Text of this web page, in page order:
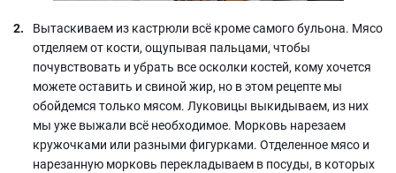
Вытаскиваем из кастрюли всё кроме самого бульона. Мясо
отделяем от кости, ощупывая пальцами, чтобы
почувствовать и убрать все осколки костей, кому хочется
можете оставить и свиной жир, но в этом рецепте мы
обойдемся только мясом. Луковицы выкидываем, из них
мы уже выжали всё необходимое. Морковь нарезаем
кружочками или разными фигурками. Отделенное мясо и
нарезанную морковь перекладываем в посуды, в которых